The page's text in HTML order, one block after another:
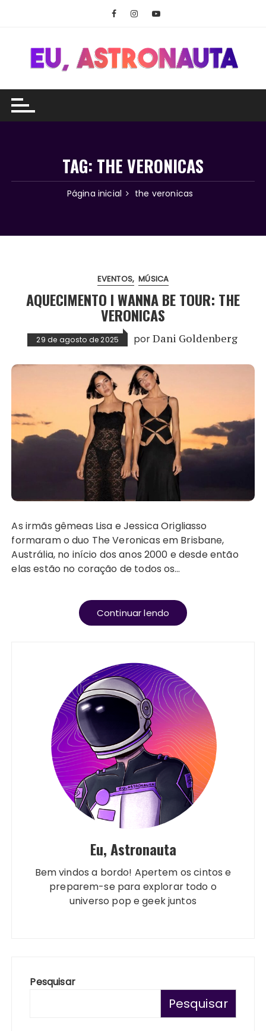
conteúdo
TAG: THE VERONICAS
Página inicial the veronicas
EVENTOS MÚSICA
AQUECIMENTO I WANNA BE TOUR: THE
VERONICAS
29 de agosto de 2025 porDani Goldenberg
As irmãs gêmeas Lisa e Jessica Origliasso
formaram o duo The Veronicas em Brisbane,
Austrália, no início dos anos 2000 e desde então
elas estão no coração de todos os…
Continuar lendo
Eu, Astronauta
Bem vindos a bordo! Apertem os cintos e
preparem-se para explorar todo o
universo pop e geek juntos
Pesquisar
Pesquisar